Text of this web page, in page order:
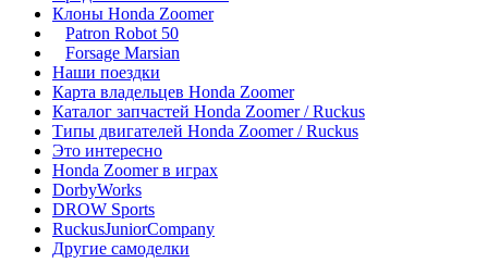
Клоны Honda Zoomer
Patron Robot 50
Forsage Marsian
Наши поездки
Карта владельцев Honda Zoomer
Каталог запчастей Honda Zoomer / Ruckus
Типы двигателей Honda Zoomer / Ruckus
Это интересно
Honda Zoomer в играх
DorbyWorks
DROW Sports
RuckusJuniorCompany
Другие самоделки